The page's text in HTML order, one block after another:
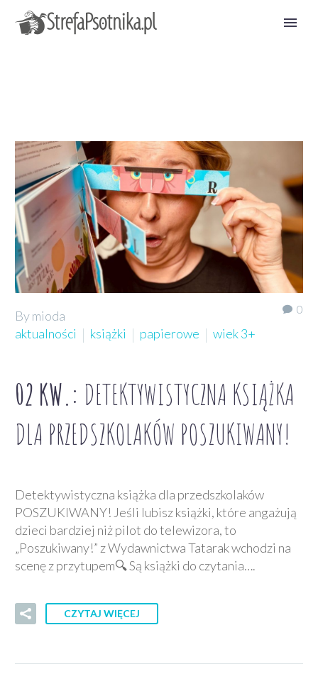
0
By mioda
aktualności
książki papierowe wiek 3+
02 KW.: DETEKTYWISTYCZNA KSIĄŻKA
DLA PRZEDSZKOLAKÓW POSZUKIWANY!
Detektywistyczna książka dla przedszkolaków
POSZUKIWANY! Jeśli lubisz książki, które angażują
dzieci bardziej niż pilot do telewizora, to
„Poszukiwany!” z Wydawnictwa Tatarak wchodzi na
scenę z przytupem🔍 Są książki do czytania….
CZYTAJ WIĘCEJ